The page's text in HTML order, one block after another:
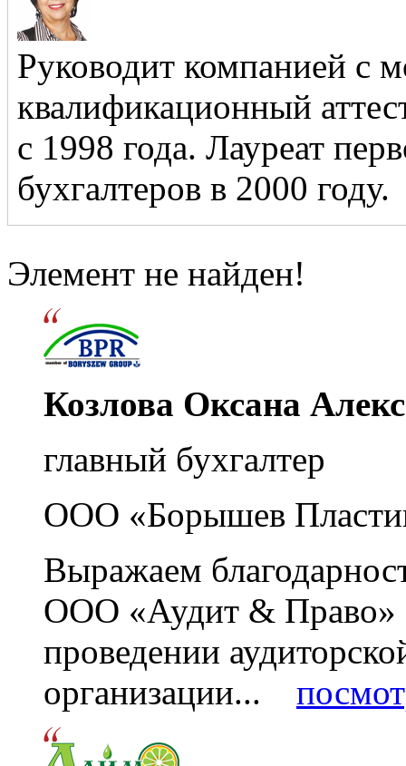
Руководит компанией с
квалификационный
с 1998 года. Лауреат
бухгалтеров в 2000 году.
Элемент не найден!
Козлова Оксана
главный бухгалтер
ООО «Борышев
Выражаем
ООО «Аудит & Право»
проведении
организации...